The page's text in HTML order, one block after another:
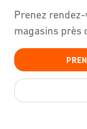
Prenez
magasins près